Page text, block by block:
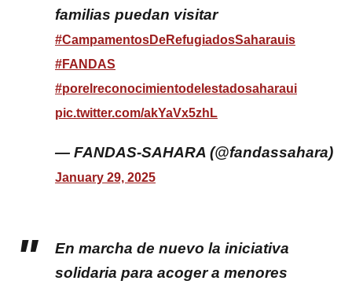
familias puedan visitar
#CampamentosDeRefugiadosSaharauis
#FANDAS
#porelreconocimientodelestadosaharaui
pic.twitter.com/akYaVx5zhL
— FANDAS-SAHARA (@fandassahara)
January 29, 2025
En marcha de nuevo la iniciativa
solidaria para acoger a menores